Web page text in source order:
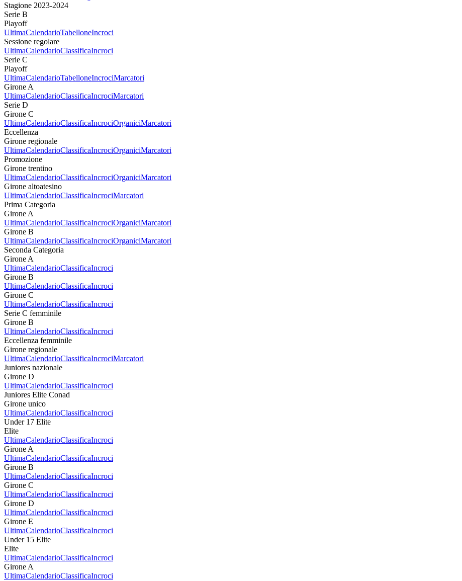
Stagione 2023-2024
Serie B
Playoff
UltimaCalendarioTabelloneIncroci
Sessione regolare
UltimaCalendarioClassificaIncroci
Serie C
Playoff
UltimaCalendarioTabelloneIncrociMarcatori
Girone A
UltimaCalendarioClassificaIncrociMarcatori
Serie D
Girone C
UltimaCalendarioClassificaIncrociOrganiciMarcatori
Eccellenza
Girone regionale
UltimaCalendarioClassificaIncrociOrganiciMarcatori
Promozione
Girone trentino
UltimaCalendarioClassificaIncrociOrganiciMarcatori
Girone altoatesino
UltimaCalendarioClassificaIncrociMarcatori
Prima Categoria
Girone A
UltimaCalendarioClassificaIncrociOrganiciMarcatori
Girone B
UltimaCalendarioClassificaIncrociOrganiciMarcatori
Seconda Categoria
Girone A
UltimaCalendarioClassificaIncroci
Girone B
UltimaCalendarioClassificaIncroci
Girone C
UltimaCalendarioClassificaIncroci
Serie C femminile
Girone B
UltimaCalendarioClassificaIncroci
Eccellenza femminile
Girone regionale
UltimaCalendarioClassificaIncrociMarcatori
Juniores nazionale
Girone D
UltimaCalendarioClassificaIncroci
Juniores Elite Conad
Girone unico
UltimaCalendarioClassificaIncroci
Under 17 Elite
Elite
UltimaCalendarioClassificaIncroci
Girone A
UltimaCalendarioClassificaIncroci
Girone B
UltimaCalendarioClassificaIncroci
Girone C
UltimaCalendarioClassificaIncroci
Girone D
UltimaCalendarioClassificaIncroci
Girone E
UltimaCalendarioClassificaIncroci
Under 15 Elite
Elite
UltimaCalendarioClassificaIncroci
Girone A
UltimaCalendarioClassificaIncroci